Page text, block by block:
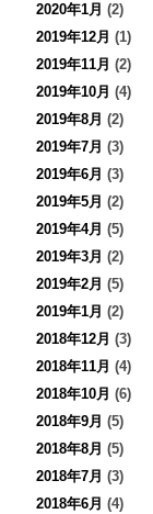
2020年1月 (2)
2019年12月 (1)
2019年11月 (2)
2019年10月 (4)
2019年8月 (2)
2019年7月 (3)
2019年6月 (3)
2019年5月 (2)
2019年4月 (5)
2019年3月 (2)
2019年2月 (5)
2019年1月 (2)
2018年12月 (3)
2018年11月 (4)
2018年10月 (6)
2018年9月 (5)
2018年8月 (5)
2018年7月 (3)
2018年6月 (4)